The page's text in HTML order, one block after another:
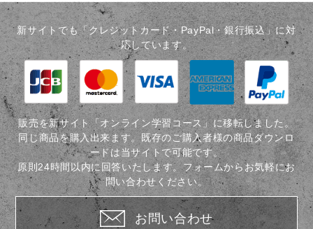
ビ
ゲ
ー
シ
ョ
ン
その
値位
置に
引く
の
か？
考え
た事
はあ
りま
すか
【vs
仕込
み】
くな
い相
場分
析の
秘訣3
つ～
天底
を正
確に
読め
る～
新サイトでも「クレジットカード・PayPal・銀行振込」に対
応しています。
販売を新サイト「オンライン学習コース」に移転しました。
同じ商品を購入出来ます。既存のご購入者様の商品ダウンロ
ードは当サイトで可能です。
原則24時間以内に回答いたします。フォームからお気軽にお
問い合わせください。
お問い合わせ